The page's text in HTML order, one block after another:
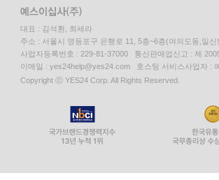
대표 : 김석환, 최세라
주소 : 서울시 영등포구 은행로 11, 5층~6층(여의도동,일신
사업자등록번호 : 229-81-37000 통신판매업신고 : 제
이메일 : yes24help@yes24.com 호스팅 서비스사업자 :
Copyright ⓒ YES24 Corp. All Rights Reserved.